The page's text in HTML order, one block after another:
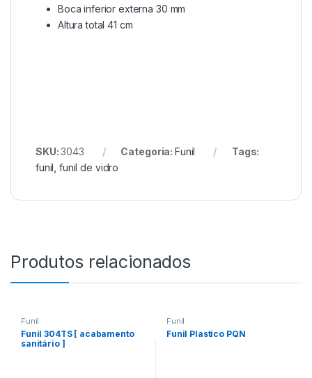
Boca inferior externa 30 mm
Altura total 41 cm
SKU:3043 Categoria: Funil
Tags:
funil ,funil de vidro
Produtos relacionados
Funil
Funil 304TS [ acabamento
sanitário ]
Funil
Funil Plastico PQN